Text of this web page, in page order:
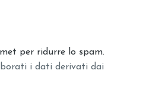
per ridurre lo spam.
i dati derivati dai